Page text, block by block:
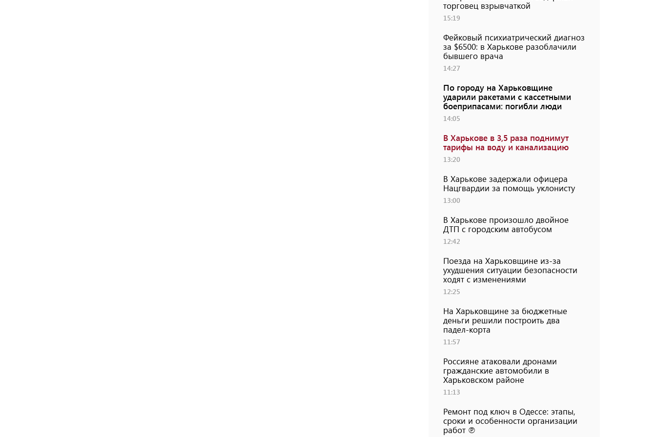
торговец взрывчаткой
15:19
Фейковый психиатрический диагноз
за $6500: в Харькове разоблачили
бывшего врача
14:27
По городу на Харьковщине
ударили ракетами с кассетными
боеприпасами: погибли люди
14:05
В Харькове в 3,5 раза поднимут
тарифы на воду и канализацию
13:20
В Харькове задержали офицера
Нацгвардии за помощь уклонисту
13:00
В Харькове произошло двойное
ДТП с городским автобусом
12:42
Поезда на Харьковщине из-за
ухудшения ситуации безопасности
ходят с изменениями
12:25
На Харьковщине за бюджетные
деньги решили построить два
падел-корта
11:57
Россияне атаковали дронами
гражданские автомобили в
Харьковском районе
11:13
Ремонт под ключ в Одессе: этапы,
сроки и особенности организации
работ ℗